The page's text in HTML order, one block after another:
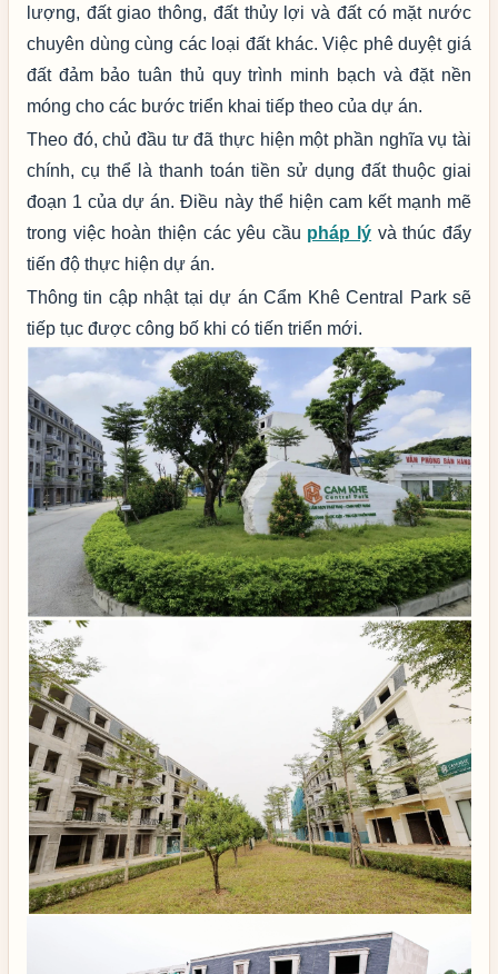
lượng, đất giao thông, đất thủy lợi và đất có mặt nước
chuyên dùng cùng các loại đất khác. Việc phê duyệt giá
đất đảm bảo tuân thủ quy trình minh bạch và đặt nền
móng cho các bước triển khai tiếp theo của dự án.
Theo đó, chủ đầu tư đã thực hiện một phần nghĩa vụ tài
chính, cụ thể là thanh toán tiền sử dụng đất thuộc giai
đoạn 1 của dự án. Điều này thể hiện cam kết mạnh mẽ
trong việc hoàn thiện các yêu cầu pháp lý và thúc đẩy
tiến độ thực hiện dự án.
Thông tin cập nhật tại dự án Cẩm Khê Central Park sẽ
tiếp tục được công bố khi có tiến triển mới.